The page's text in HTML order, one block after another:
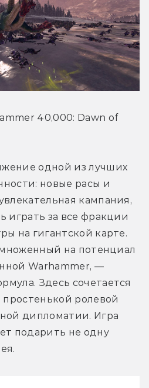
40,000: Dawn of
одной из лучших
новые расы и
кампания,
играть за все фракции
на гигантской карте.
на потенциал
Warhammer, —
Здесь сочетается
простенькой ролевой
дипломатии. Игра
подарить не одну